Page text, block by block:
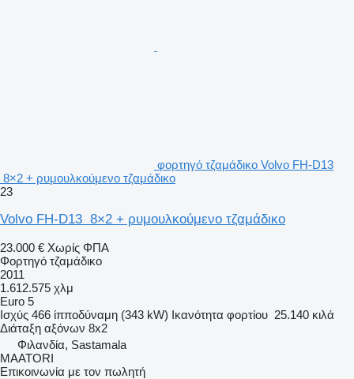
φορτηγό τζαμάδικο Volvo FH-D13
8×2 + ρυμουλκούμενο τζαμάδικο
23
Volvo FH-D13 8×2 + ρυμουλκούμενο τζαμάδικο
23.000 € Χωρίς ΦΠΑ
Φορτηγό τζαμάδικο
2011
1.612.575 χλμ
Euro 5
Ισχύς 466 ίπποδύναμη (343 kW) Ικανότητα φορτίου 25.140 κιλά
Διάταξη αξόνων 8x2
Φιλανδία, Sastamala
MAATORI
Επικοινωνία με τον πωλητή